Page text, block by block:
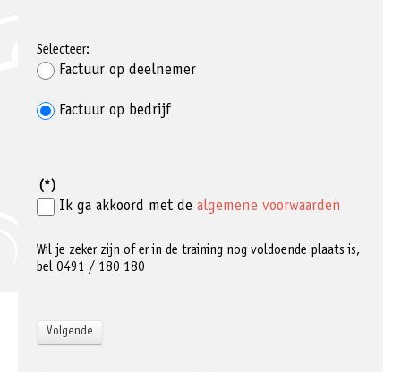
Selecteer:
Factuur op deelnemer
Factuur op bedrijf
(*)
Ik ga akkoord met de algemene voorwaarden
Wil je zeker zijn of er in de training nog voldoende plaats is,
bel 0491 / 180 180